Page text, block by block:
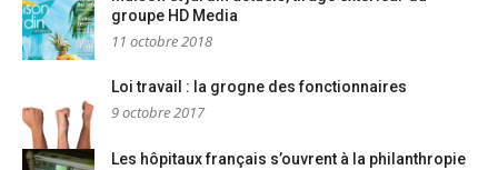
groupe HD Media
11 octobre 2018
Loi travail : la grogne des fonctionnaires
9 octobre 2017
Les hôpitaux français s’ouvrent à la philanthropie